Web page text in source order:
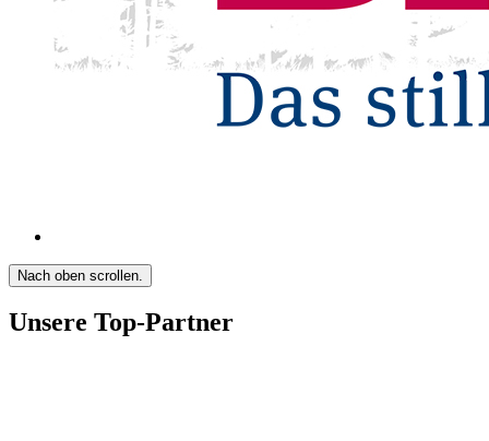
Nach oben scrollen.
Unsere Top-Partner